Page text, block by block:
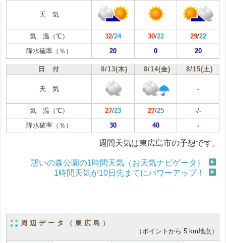
天 気
気 温（℃） 32/24 30/22 29/22
降水確率（％）
20 0 20
日 付 8/13(木) 8/14(金) 8/15(土)
天 気 -
気 温（℃） 27/23 27/25 -/-
降水確率（％）
30 40 -
週間天気は東広島市の予想です。
憩いの森公園の1時間天気（お天気ナビゲータ）
1時間天気が10日先までにパワーアップ！
周辺データ（東広島）
（ポイントから 5 km地点）